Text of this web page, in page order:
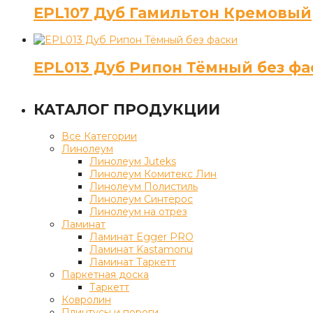
EPL107 Дуб Гамильтон Кремовый
EPL013 Дуб Рипон Тёмный без
КАТАЛОГ ПРОДУКЦИИ
Все Категории
Линолеум
Линолеум Juteks
Линолеум Комитекс Лин
Линолеум Полистиль
Линолеум Синтерос
Линолеум на отрез
Ламинат
Ламинат Egger PRO
Ламинат Kastamonu
Ламинат Таркетт
Паркетная доска
Таркетт
Ковролин